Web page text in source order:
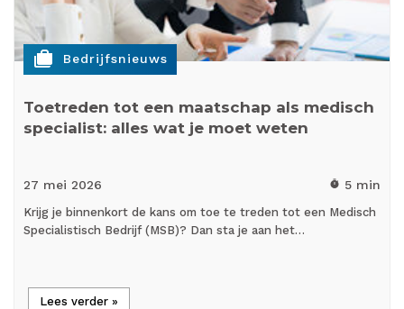
cases Bedrijfsnieuws
Toetreden tot een maatschap als medisch
specialist: alles wat je moet weten
27 mei 2026 timer 5 min
Krijg je binnenkort de kans om toe te treden tot een Medisch
Specialistisch Bedrijf (MSB)? Dan sta je aan het…
Lees verder »